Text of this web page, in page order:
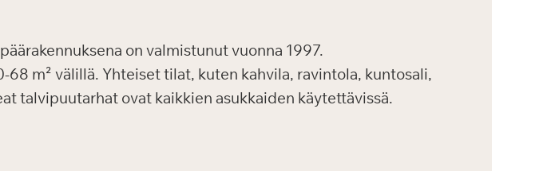
on valmistunut vuonna 1997.
m² välillä. Yhteiset tilat, kuten kahvila, ravintola, kuntosali,
talvipuutarhat ovat kaikkien asukkaiden käytettävissä.